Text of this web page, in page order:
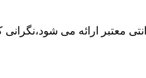
معتبر ارائه می شود،نگرانی